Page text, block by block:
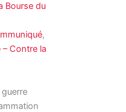
Bourse du
,
– Contre la